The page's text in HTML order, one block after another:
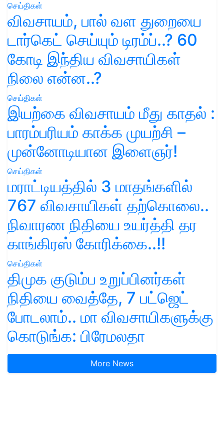
செய்திகள்
விவசாயம், பால் வள துறையை
டார்கெட் செய்யும் டிரம்ப்..? 60
கோடி இந்திய விவசாயிகள்
நிலை என்ன..?
செய்திகள்
இயற்கை விவசாயம் மீது காதல் :
பாரம்பரியம் காக்க முயற்சி –
முன்னோடியான இளைஞர்!
செய்திகள்
மராட்டியத்தில் 3 மாதங்களில்
767 விவசாயிகள் தற்கொலை..
நிவாரண நிதியை உயர்த்தி தர
காங்கிரஸ் கோரிக்கை..!!
செய்திகள்
திமுக குடும்ப உறுப்பினர்கள்
நிதியை வைத்தே, 7 பட்ஜெட்
போடலாம்.. மா விவசாயிகளுக்கு
கொடுங்க: பிரேமலதா
More News